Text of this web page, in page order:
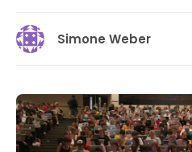
Simone Weber